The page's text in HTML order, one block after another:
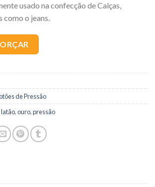
usado na confecção de Calças,
como o jeans.
ORÇAR
de Pressão
latão,ouro,pressão